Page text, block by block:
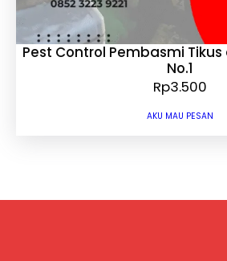
Pest Control Pembasmi
No.1
Rp3.500
AKU MAU PESAN